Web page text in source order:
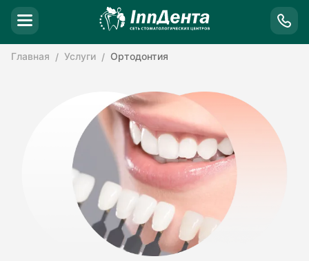
Главная Услуги Ортодонтия